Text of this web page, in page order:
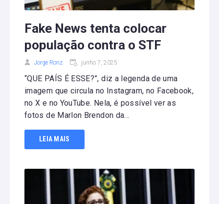
Fake News tenta colocar
população contra o STF
Jorge Roriz junho 7, 2025
“QUE PAÍS É ESSE?”, diz a legenda de uma
imagem que circula no Instagram, no Facebook,
no X e no YouTube. Nela, é possível ver as
fotos de Marlon Brendon da...
LEIA MAIS